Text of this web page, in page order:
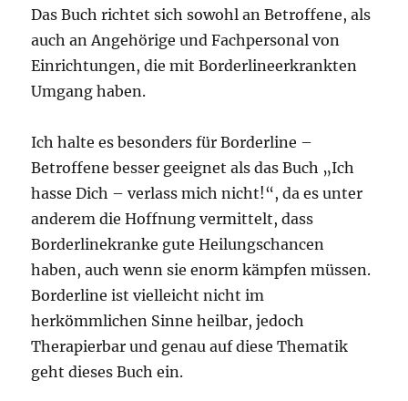
Das Buch richtet sich sowohl an Betroffene, als
auch an Angehörige und Fachpersonal von
Einrichtungen, die mit Borderlineerkrankten
Umgang haben.
Ich halte es besonders für Borderline –
Betroffene besser geeignet als das Buch „Ich
hasse Dich – verlass mich nicht!“, da es unter
anderem die Hoffnung vermittelt, dass
Borderlinekranke gute Heilungschancen
haben, auch wenn sie enorm kämpfen müssen.
Borderline ist vielleicht nicht im
herkömmlichen Sinne heilbar, jedoch
Therapierbar und genau auf diese Thematik
geht dieses Buch ein.